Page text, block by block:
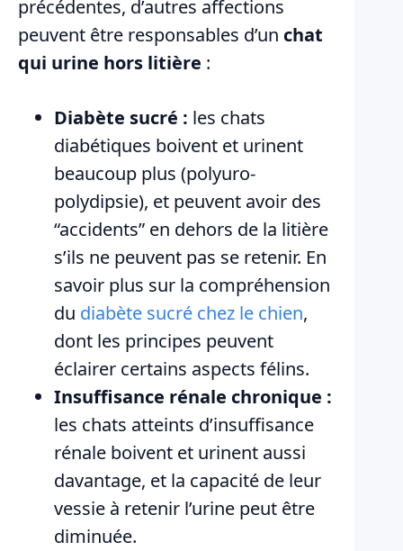
précédentes, d’autres affections
peuvent être responsables d’un chat
qui urine hors litière :
Diabète sucré : les chats
diabétiques boivent et urinent
beaucoup plus (polyuro-
polydipsie), et peuvent avoir des
“accidents” en dehors de la litière
s’ils ne peuvent pas se retenir. En
savoir plus sur la compréhension
du diabète sucré chez le chien,
dont les principes peuvent
éclairer certains aspects félins.
Insuffisance rénale chronique :
les chats atteints d’insuffisance
rénale boivent et urinent aussi
davantage, et la capacité de leur
vessie à retenir l’urine peut être
diminuée.